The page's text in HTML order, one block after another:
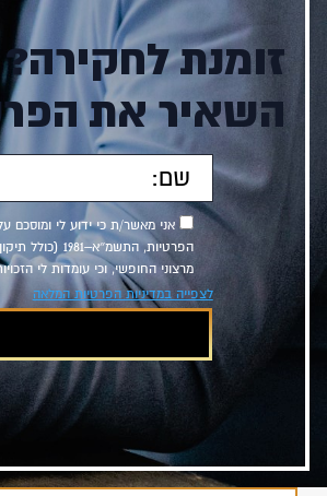
זומנת לחקירה?
השאיר את
אני מאשר/ת כי ידוע לי ומוסכם
מרצוני החופשי, וכי עומדות לי
לצפייה במדיניות הפרטיות המלאה